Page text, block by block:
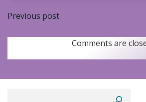
Navigation
de
l’article
Previous post
Comments are